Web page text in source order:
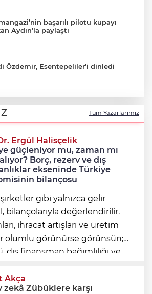
başarılı pilotu kupayı
Aydın’la paylaştı
Özdemir, Esentepeliler’i dinledi
Belediye Başkanı Utku Caner
tahliye edildi
Tüm Yazarlarımız
Ergül Halisçelik
güçleniyor mu, zaman mı
Borç, rezerv ve dış
ekseninde Türkiye
bilançosu
gibi yalnızca gelir
bilançolarıyla değerlendirilir.
ihracat artışları ve üretim
olumlu görünürse görünsün;
finansman bağımlılığı ve
eksik
Akça
zekâ Zübüklere karşı